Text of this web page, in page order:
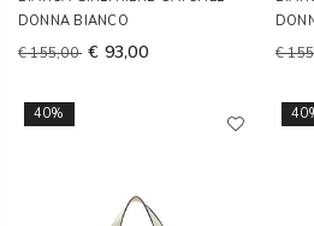
DONNA BIANCO
€ 155,00 € 93,00 €
40%